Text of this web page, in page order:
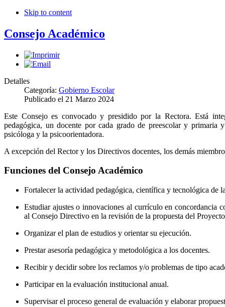
Skip to content
Consejo Académico
Detalles
Categoría: Gobierno Escolar
Publicado el 21 Marzo 2024
Este Consejo es convocado y presidido por la Rectora. Está
pedagógica, un docente por cada grado de preescolar y primaria
psicóloga y la psicoorientadora.
A excepción del Rector y los Directivos docentes, los demás
Funciones del Consejo Académico
Fortalecer la actividad pedagógica, científica y tecnológica de
Estudiar ajustes o innovaciones al currículo en concordancia
al Consejo Directivo en la revisión de la propuesta del
Organizar el plan de estudios y orientar su ejecución.
Prestar asesoría pedagógica y metodológica a los docentes.
Recibir y decidir sobre los reclamos y/o problemas de tipo
Participar en la evaluación institucional anual.
Supervisar el proceso general de evaluación y elaborar